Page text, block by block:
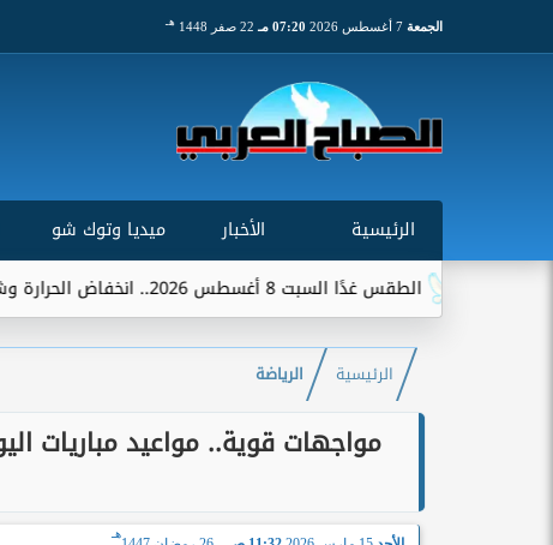
الجمعة 07:20 مـ 22 صفر 1448 هـ
الرئيسية الأخبار ميديا وتوك شو
غدًا السبت 8 أغسطس 2026.. انخفاض الحرارة وشبورة ورياح على عدة...
الرئيسية الرياضة
هـ